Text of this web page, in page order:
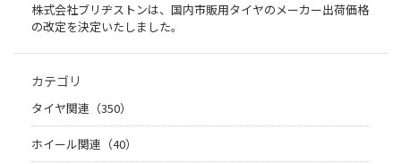
株式会社ブリヂストンは、国内市販用タイヤのメーカー出荷価格
の改定を決定いたしました。
カテゴリ
タイヤ関連（350）
ホイール関連（40）